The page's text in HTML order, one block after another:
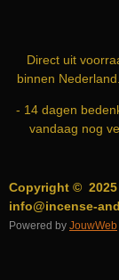
M
Direct uit
binnen
- 14 dagen
vandaag nog
Copyright © 2025
info@incense-
Powered by JouwWeb